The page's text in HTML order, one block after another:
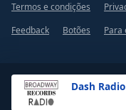
Dash
Termos e condições
Feedback
Botões Para